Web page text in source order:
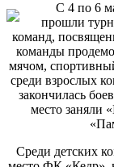
С 4 по 6
прошли
команд,
команды
мячом,
среди взрослых
закончилась
место заняли
Среди детских